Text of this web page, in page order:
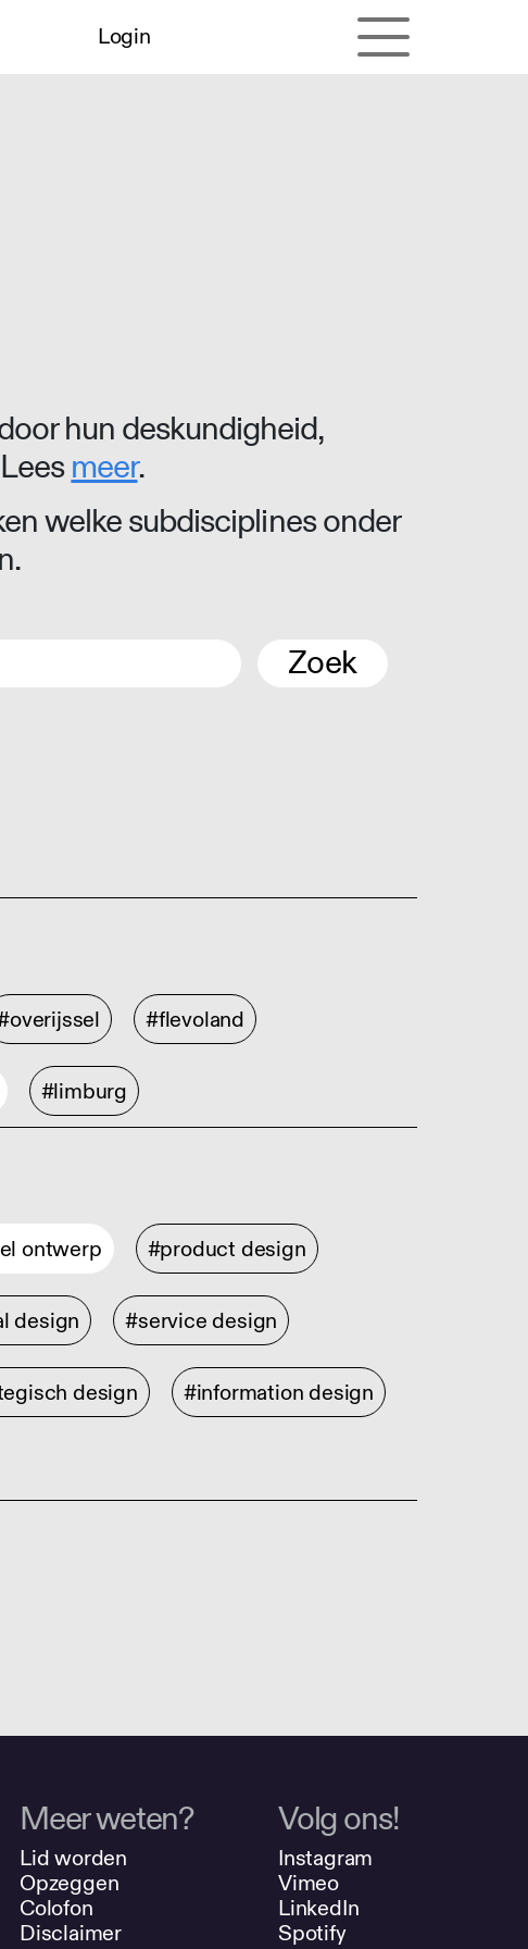
Login
hun deskundigheid,
meer.
welke subdisciplines onder
Zoek
#flevoland
#limburg
ontwerp #product design
design #service design
design #information design
Meer weten?
Lid worden
Opzeggen
Colofon
Disclaimer
Volg ons!
Instagram
Vimeo
LinkedIn
Spotify